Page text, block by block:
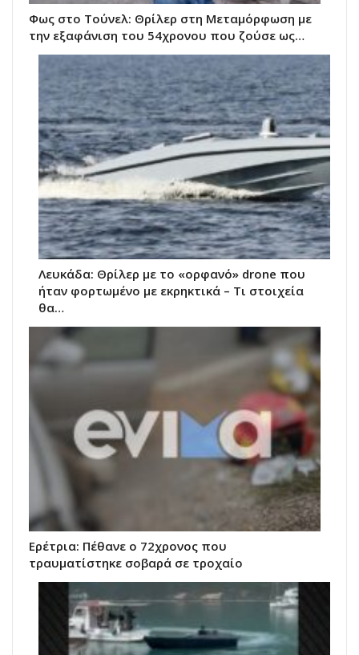
Φως στο Τούνελ: Θρίλερ στη Μεταμόρφωση με
την εξαφάνιση του 54χρονου που ζούσε ως…
Λευκάδα: Θρίλερ με το «ορφανό» drone που
ήταν φορτωμένο με εκρηκτικά – Τι στοιχεία
θα…
Ερέτρια: Πέθανε ο 72χρονος που
τραυματίστηκε σοβαρά σε τροχαίο